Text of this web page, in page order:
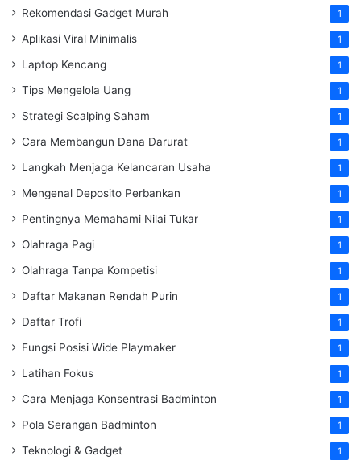
Rekomendasi Gadget Murah 1
Aplikasi Viral Minimalis 1
Laptop Kencang 1
Tips Mengelola Uang 1
Strategi Scalping Saham 1
Cara Membangun Dana Darurat 1
Langkah Menjaga Kelancaran Usaha 1
Mengenal Deposito Perbankan 1
Pentingnya Memahami Nilai Tukar 1
Olahraga Pagi 1
Olahraga Tanpa Kompetisi 1
Daftar Makanan Rendah Purin 1
Daftar Trofi 1
Fungsi Posisi Wide Playmaker 1
Latihan Fokus 1
Cara Menjaga Konsentrasi Badminton 1
Pola Serangan Badminton 1
Teknologi & Gadget 1